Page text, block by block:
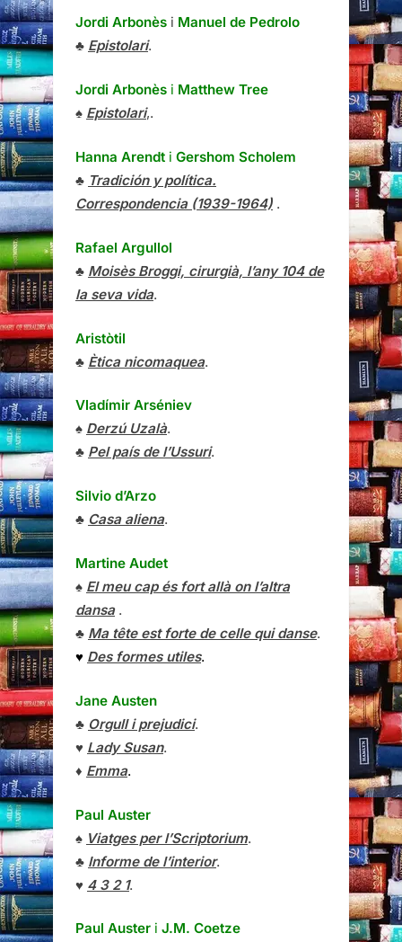
Jordi Arbonès i Manuel de Pedrolo
♣ Epistolari.
Jordi Arbonès i Matthew Tree
♠ Epistolari,.
Hanna Arendt i Gershom Scholem
♣ Tradición y política.
Correspondencia (1939-1964) .
Rafael Argullol
♣ Moisès Broggi, cirurgià, l’any 104 de
la seva vida.
Aristòtil
♣ Ètica nicomaquea.
Vladímir Arséniev
♠ Derzú Uzalà.
♣ Pel país de l’Ussuri.
Silvio d’Arzo
♣ Casa aliena.
Martine Audet
♠ El meu cap és fort allà on l’altra
dansa.
♣ Ma tête est forte de celle qui danse.
♥ Des formes utiles.
Jane Austen
♣ Orgull i prejudici.
♥ Lady Susan.
♦ Emma.
Paul Auster
♠ Viatges per l’Scriptorium.
♣ Informe de l’interior.
♥ 4 3 2 1.
Paul Auster i J.M. Coetze